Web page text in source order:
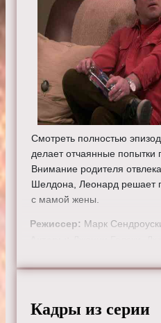
Смотреть полностью
делает отчаянные попытки
Внимание родителя
Шелдона, Леонард решает
с мамой жены.
Режиссер: Марк
Джонни Галэки,
Рауш, Кевин Зусман, Лора
взрыва» бесплатно в
Кадры из серии